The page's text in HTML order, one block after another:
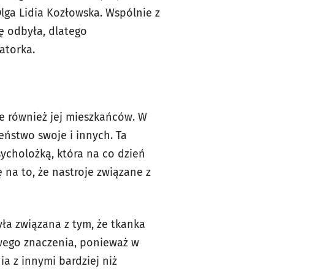
Lidia Kozłowska. Wspólnie z
odbyła, dlatego
również jej mieszkańców. W
swoje i innych. Ta
która na co dzień
to, że nastroje związane z
związana z tym, że tkanka
znaczenia, ponieważ w
z innymi bardziej niż